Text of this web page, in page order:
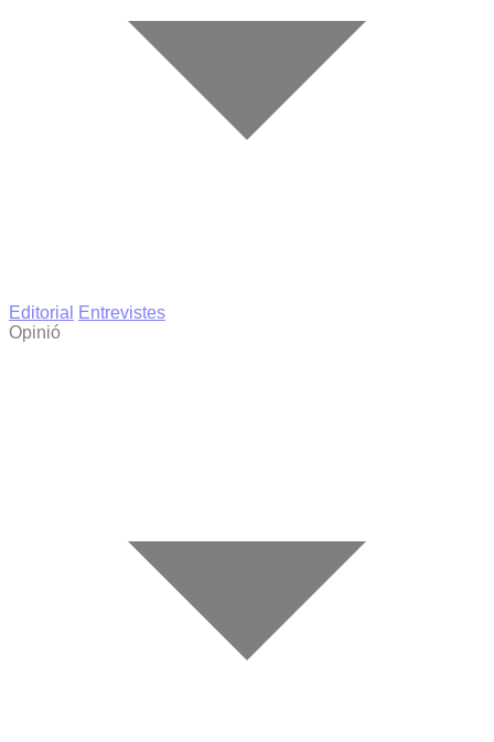
Editorial
Entrevistes
Opinió